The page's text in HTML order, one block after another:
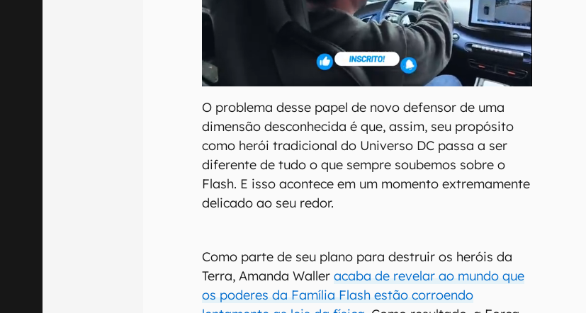
O problema desse papel de novo defensor de uma
dimensão desconhecida é que, assim, seu propósito
como herói tradicional do Universo DC passa a ser
diferente de tudo o que sempre soubemos sobre o
Flash. E isso acontece em um momento extremamente
delicado ao seu redor.
Como parte de seu plano para destruir os heróis da
Terra, Amanda Walleracaba de revelar ao mundo que
os poderes da Família Flash estão corroendo